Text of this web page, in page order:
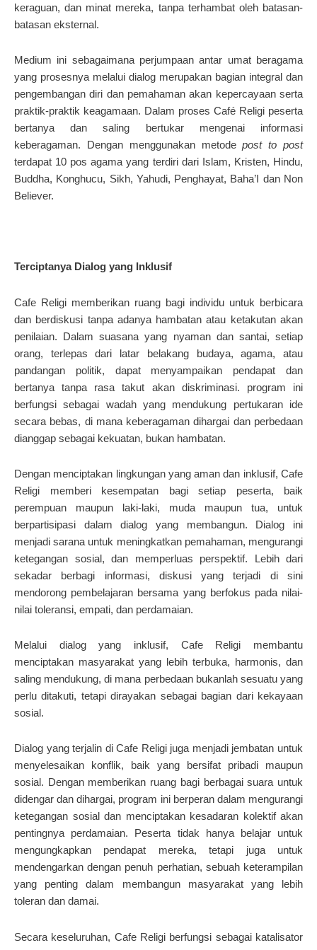
keraguan, dan minat mereka, tanpa terhambat oleh batasan-
batasan eksternal.
Medium ini sebagaimana perjumpaan antar umat beragama
yang prosesnya melalui dialog merupakan bagian integral dan
pengembangan diri dan pemahaman akan kepercayaan serta
praktik-praktik keagamaan. Dalam proses Café Religi peserta
bertanya dan saling bertukar mengenai informasi
keberagaman. Dengan menggunakan metodepost to post
terdapat 10 pos agama yang terdiri dari Islam, Kristen, Hindu,
Buddha, Konghucu, Sikh, Yahudi, Penghayat, Baha’I dan Non
Believer.
Terciptanya Dialog yang Inklusif
Cafe Religi memberikan ruang bagi individu untuk berbicara
dan berdiskusi tanpa adanya hambatan atau ketakutan akan
penilaian. Dalam suasana yang nyaman dan santai, setiap
orang, terlepas dari latar belakang budaya, agama, atau
pandangan politik, dapat menyampaikan pendapat dan
bertanya tanpa rasa takut akan diskriminasi. program ini
berfungsi sebagai wadah yang mendukung pertukaran ide
secara bebas, di mana keberagaman dihargai dan perbedaan
dianggap sebagai kekuatan, bukan hambatan.
Dengan menciptakan lingkungan yang aman dan inklusif, Cafe
Religi memberi kesempatan bagi setiap peserta, baik
perempuan maupun laki-laki, muda maupun tua, untuk
berpartisipasi dalam dialog yang membangun. Dialog ini
menjadi sarana untuk meningkatkan pemahaman, mengurangi
ketegangan sosial, dan memperluas perspektif. Lebih dari
sekadar berbagi informasi, diskusi yang terjadi di sini
mendorong pembelajaran bersama yang berfokus pada nilai-
nilai toleransi, empati, dan perdamaian.
Melalui dialog yang inklusif, Cafe Religi membantu
menciptakan masyarakat yang lebih terbuka, harmonis, dan
saling mendukung, di mana perbedaan bukanlah sesuatu yang
perlu ditakuti, tetapi dirayakan sebagai bagian dari kekayaan
sosial.
Dialog yang terjalin di Cafe Religi juga menjadi jembatan untuk
menyelesaikan konflik, baik yang bersifat pribadi maupun
sosial. Dengan memberikan ruang bagi berbagai suara untuk
didengar dan dihargai, program ini berperan dalam mengurangi
ketegangan sosial dan menciptakan kesadaran kolektif akan
pentingnya perdamaian. Peserta tidak hanya belajar untuk
mengungkapkan pendapat mereka, tetapi juga untuk
mendengarkan dengan penuh perhatian, sebuah keterampilan
yang penting dalam membangun masyarakat yang lebih
toleran dan damai.
Secara keseluruhan, Cafe Religi berfungsi sebagai katalisator